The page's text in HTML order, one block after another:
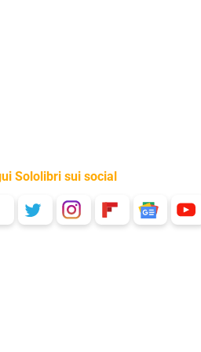
Sololibri sui social